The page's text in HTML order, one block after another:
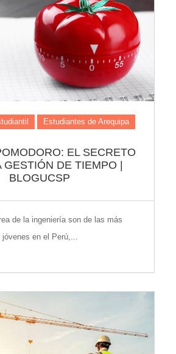
Estudiantes de Arequipa
EL SECRETO
GESTIÓN DE TIEMPO |
BLOGUCSP
de la ingeniería son de las más
en el Perú,...